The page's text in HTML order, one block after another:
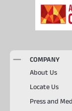
COMPANY
About Us
Locate Us
Press and